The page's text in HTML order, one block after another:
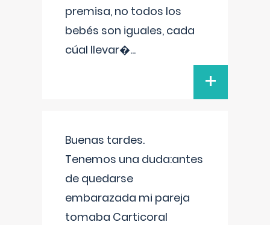
premisa, no todos los
bebés son iguales, cada
cúal llevar�...
+
Buenas tardes.
Tenemos una duda:antes
de quedarse
embarazada mi pareja
tomaba Carticoral